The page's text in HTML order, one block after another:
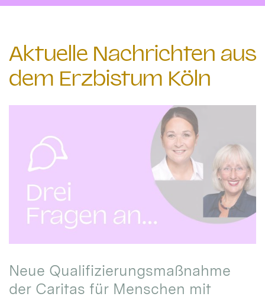
Aktuelle Nachrichten aus
dem Erzbistum Köln
Neue Qualifizierungsmaßnahme
der Caritas für Menschen mit